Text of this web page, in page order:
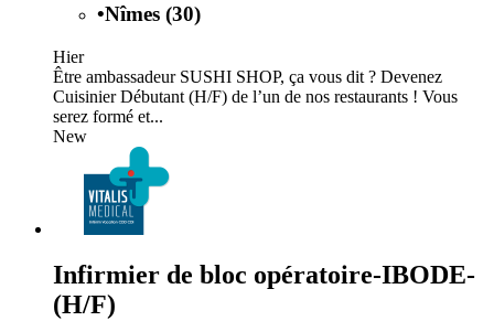
•Nîmes (30)
Hier
Être ambassadeur SUSHI SHOP, ça vous dit ? Devenez
Cuisinier Débutant (H/F) de l’un de nos restaurants ! Vous
serez formé et...
New
Infirmier de bloc opératoire-IBODE-
(H/F)